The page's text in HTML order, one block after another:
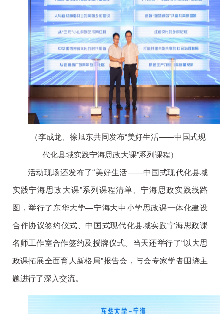
（李成龙、徐旭东共同发布“美好生活——中国式现
代化县域实践宁海思政大课”系列课程）
活动现场还发布了“美好生活——中国式现代化县域
实践宁海思政大课”系列课程清单、宁海思政实践线路
图，举行了东华大学—宁海大中小学思政课一体化建设
合作协议签约仪式、中国式现代化县域实践宁海思政课
名师工作室合作签约及授牌仪式。当天还举行了“以大思
政课拓展全面育人新格局”报告会，与会专家学者围绕主
题进行了深入交流。